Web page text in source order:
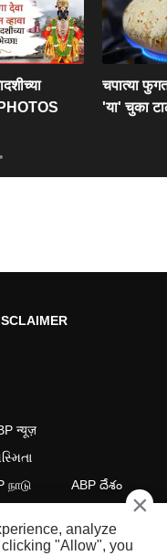
PHOTOS
चपात्या
'या' चुका
न्यूज़
நாடு ABP దేశం
×
analyze
"Allow", you